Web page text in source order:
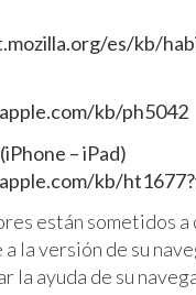
es/kb/
kb/ph5042
– iPad)
kb/
están sometidos
la versión de su
la ayuda de su